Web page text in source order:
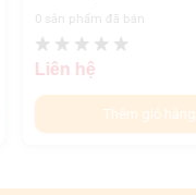
0 sản phẩm đã bán
Liên hệ
Thêm giỏ hàng